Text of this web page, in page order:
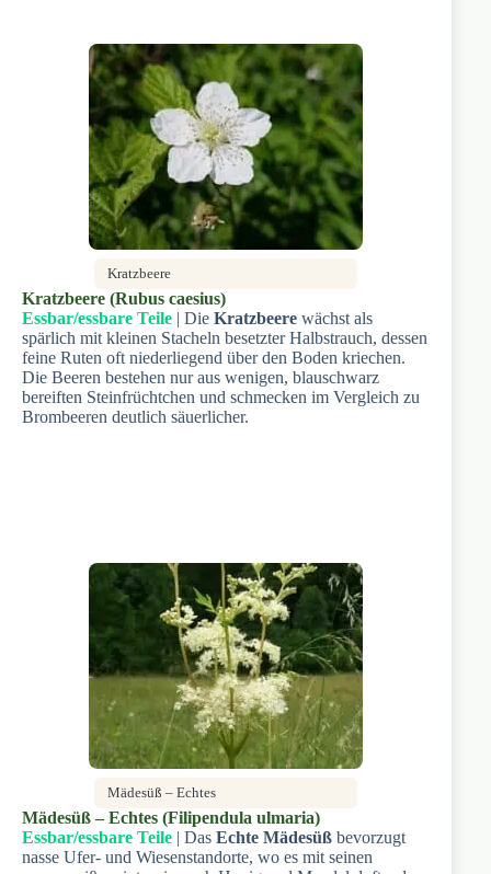
Kratzbeere
Kratzbeere (Rubus caesius)
Essbar/essbare Teile | Die Kratzbeere wächst als
spärlich mit kleinen Stacheln besetzter Halbstrauch, dessen
feine Ruten oft niederliegend über den Boden kriechen.
Die Beeren bestehen nur aus wenigen, blauschwarz
bereiften Steinfrüchtchen und schmecken im Vergleich zu
Brombeeren deutlich säuerlicher.
Mädesüß – Echtes
Mädesüß – Echtes (Filipendula ulmaria)
Essbar/essbare Teile | Das Echte Mädesüß bevorzugt
nasse Ufer- und Wiesenstandorte, wo es mit seinen